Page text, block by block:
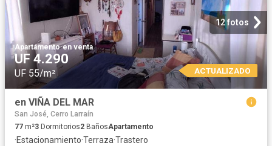
12 fotos
Apartamento·en venta
UF 4.290
UF 55/m² ACTUALIZADO
en VIÑA DEL MAR
San José, Cerro Larraín
77 m²3 Dormitorios2 BañosApartamento
·Estacionamiento·Terraza·Trastero